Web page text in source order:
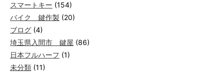
スマートキー (154)
バイク 鍵作製 (20)
ブログ (4)
埼玉県入間市 鍵屋 (86)
日本フルハーフ (1)
未分類 (11)